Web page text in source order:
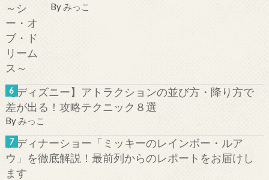
Byみっこ
【ディズニー】アトラクションの並び方・降り方で
差が出る！攻略テクニック８選
Byみっこ
新ディナーショー「ミッキーのレインボー・ルア
ウ」を徹底解説！最前列からのレポートをお届けし
ます